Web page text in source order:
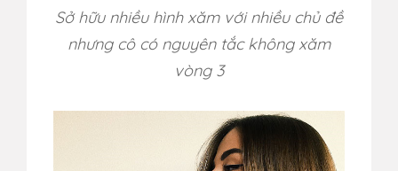
Sở hữu nhiều hình xăm với nhiều chủ đề
nhưng cô có nguyên tắc không xăm
vòng 3